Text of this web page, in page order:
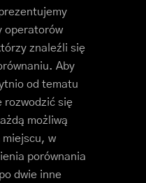
operatorów
znaleźli się
Aby
od tematu
rozwodzić się
możliwą
miejscu, w
porównania
dwie inne